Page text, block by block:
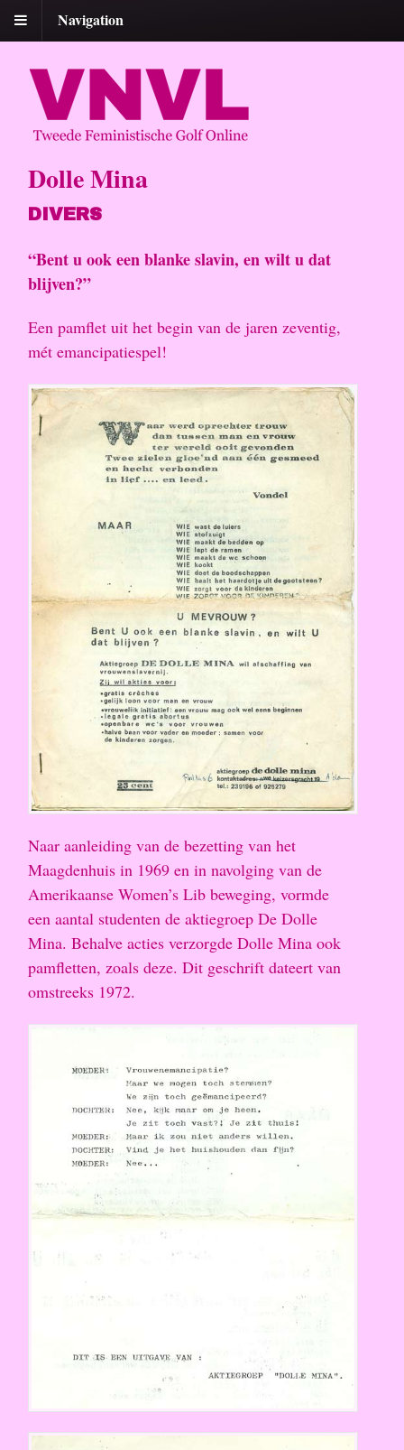
Navigation
Dolle Mina
DIVERS
“Bent u ook een blanke slavin, en wilt u dat
blijven?”
Een pamflet uit het begin van de jaren zeventig,
mét emancipatiespel!
Naar aanleiding van de bezetting van het
Maagdenhuis in 1969 en in navolging van de
Amerikaanse Women’s Lib beweging, vormde
een aantal studenten de aktiegroep De Dolle
Mina. Behalve acties verzorgde Dolle Mina ook
pamfletten, zoals deze. Dit geschrift dateert van
omstreeks 1972.